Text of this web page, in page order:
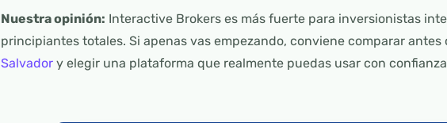
Nuestra opinión: Interactive Brokers es más fuerte para inversionistas
principiantes totales. Si apenas vas empezando, conviene comparar antes
Salvador y elegir una plataforma que realmente puedas usar con